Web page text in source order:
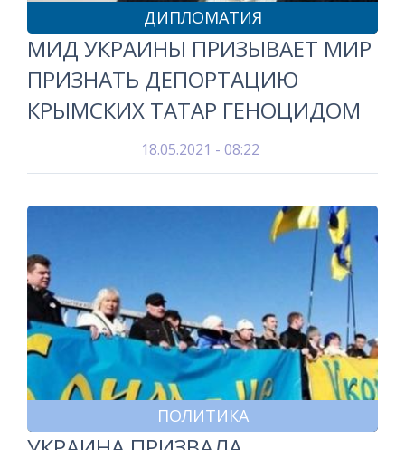
ДИПЛОМАТИЯ
МИД УКРАИНЫ ПРИЗЫВАЕТ МИР
ПРИЗНАТЬ ДЕПОРТАЦИЮ
КРЫМСКИХ ТАТАР ГЕНОЦИДОМ
18.05.2021 - 08:22
ПОЛИТИКА